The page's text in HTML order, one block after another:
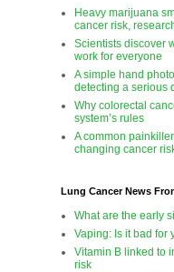
Heavy marijuana
cancer risk,
Scientists discover
work for everyone
A simple hand
detecting a serious
Why colorectal
system’s rules
A common
changing cancer
Lung Cancer News
What are the early
Vaping: Is it bad for
Vitamin B linked to
risk